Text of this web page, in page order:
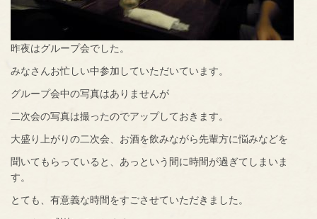
昨夜はグループ会でした。
みなさんお忙しい中参加していただいています。
グループ会中の写真はありませんが
二次会の写真は撮ったのでアップしておきます。
大盛り上がりの二次会、お酒を飲みながら先輩方に悩みなどを
聞いてもらっていると、あっという間に時間が過ぎてしまいま
す。
とても、有意義な時間をすごさせていただきました。